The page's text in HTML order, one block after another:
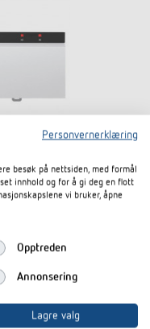
Den nye
H6 24V
H6 24V får
Personvernerklæring
besøk på nettsiden, med formål
innhold og for å gi deg en flott
vi bruker, åpne
Opptreden
Annonsering
Lagre valg